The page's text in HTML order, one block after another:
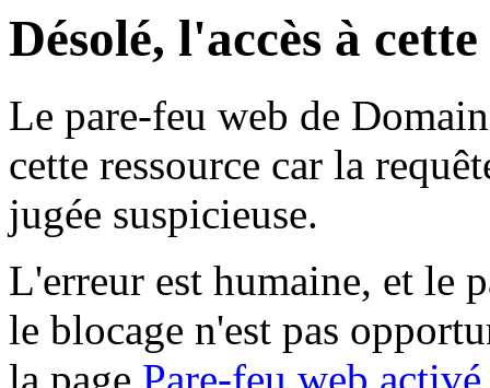
Désolé, l'accès à
Le pare-feu web de
cette ressource car la
jugée suspicieuse.
L'erreur est humaine, et le
le blocage n'est pas